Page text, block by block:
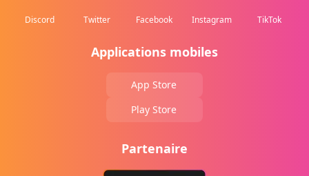
Discord Twitter Facebook Instagram TikTok
Applications mobiles
App Store
Play Store
Partenaire